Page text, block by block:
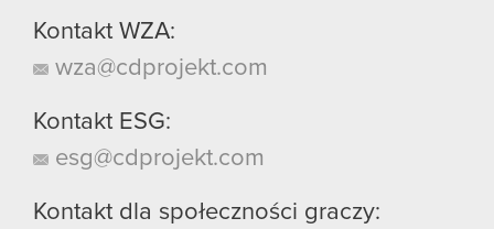
Kontakt WZA:
wza@cdprojekt.com
Kontakt ESG:
esg@cdprojekt.com
Kontakt dla społeczności graczy: